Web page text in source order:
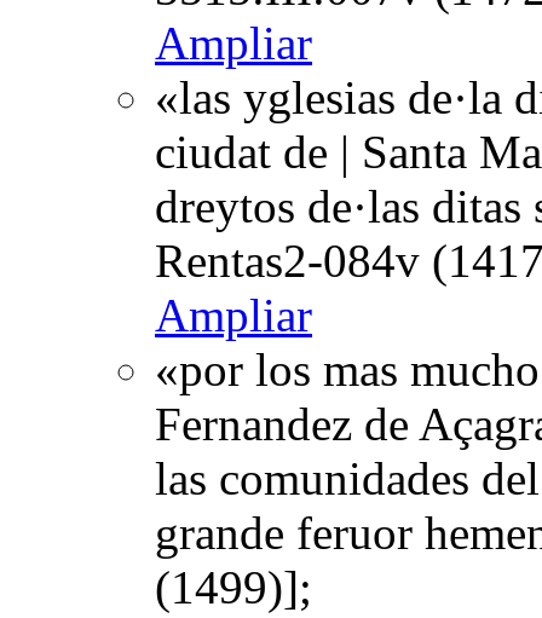
Ampliar
«las yglesias de·la
ciudat de | Santa
dreytos de·las
Rentas2-084v
Ampliar
«por los mas
Fernandez de
las comunidades
grande feruor
(1499)];